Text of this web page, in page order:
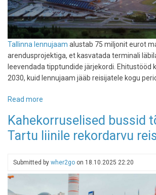
Tallinna lennujaam alustab 75 miljonit eurot
arendusprojektiga, et kasvatada terminali
leevendada tipptundide järjekordi. Ehitustööd
2030, kuid lennujaam jääb reisijatele kogu
Read more
lennujaam
alustab
laiendusega:
eesmärgiks
Kahekorruselised bussid
Tartu liinile rekordarvu
Submitted by wher2go on 18.10.2025 22:20